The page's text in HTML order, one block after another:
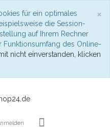
×
für ein optimales
die Session-
auf Ihrem Rechner
Funktionsumfang des Online-
nicht einverstanden, klicken